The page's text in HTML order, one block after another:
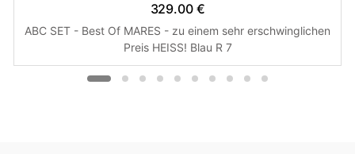
329.00 €
ABC SET - Best Of MARES - zu einem sehr erschwinglichen
Preis HEISS! Blau R 7